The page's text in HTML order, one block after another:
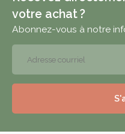
votre achat ?
Abonnez-vous à notre